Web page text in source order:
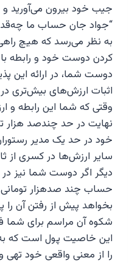
جیب خود بیرون می‌آورید
“جواد جان حساب ما
به نظر می‌رسد که هیچ
کردن دوست خود و رابطه با
دوست شما، در ارائه این
اثبات ارزش‌های بیش‌تری
وقتی که شما این رابطه و
نهایت در حد چندصد هزار
خود در حد یک مدیر رستوران
سایر ارزش‌ها در کسری از
دیگر اگر دوست شما نیز
حساب چند صدهزار تومانی
بخواهد پیش از رفتن آن را
شکوه آن مراسم برای شما
این خاصیت پول است که
را از معنی واقعی خود تهی